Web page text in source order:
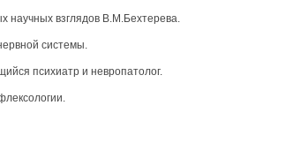
научных взглядов В.М.Бехтерева.
системы.
психиатр и невропатолог.